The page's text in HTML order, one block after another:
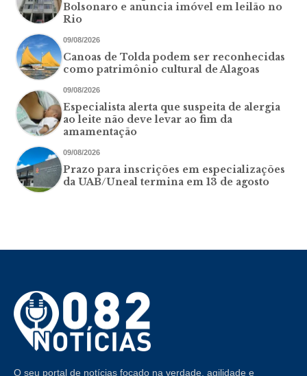
Bolsonaro e anuncia imóvel em leilão no
Rio
09/08/2026
Canoas de Tolda podem ser reconhecidas
como patrimônio cultural de Alagoas
09/08/2026
Especialista alerta que suspeita de alergia
ao leite não deve levar ao fim da
amamentação
09/08/2026
Prazo para inscrições em especializações
da UAB/Uneal termina em 13 de agosto
O seu portal de notícias focado na verdade, agilidade e